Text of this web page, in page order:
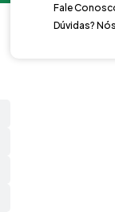
Fale
Dúvidas?